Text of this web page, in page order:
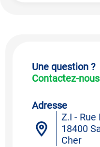
Une question ?
Contactez-
Adresse
Z.I - Rue
18400
Cher